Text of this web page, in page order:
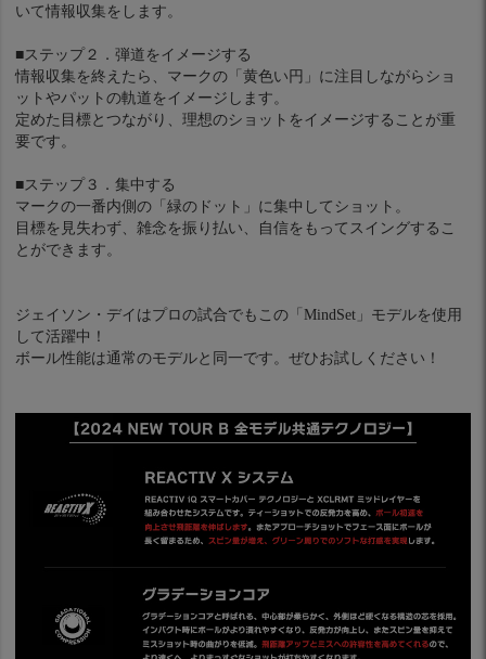
いて情報収集をします。
■ステップ２．弾道をイメージする
情報収集を終えたら、マークの「黄色い円」に注目しながらショ
ットやパットの軌道をイメージします。
定めた目標とつながり、理想のショットをイメージすることが重
要です。
■ステップ３．集中する
マークの一番内側の「緑のドット」に集中してショット。
目標を見失わず、雑念を振り払い、自信をもってスイングするこ
とができます。
ジェイソン・デイはプロの試合でもこの「MindSet」モデルを使用
して活躍中！
ボール性能は通常のモデルと同一です。ぜひお試しください！